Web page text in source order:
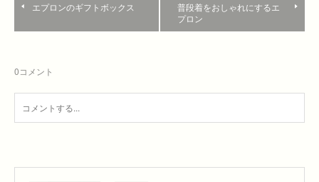
エプロンのギフトボックス
普段着をおしゃれにするエ
プロン
0コメント